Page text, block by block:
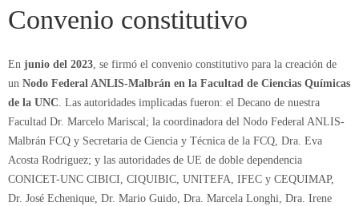
Convenio constitutivo
En junio del 2023 , se firmó el convenio constitutivo para la creación de
un Nodo Federal ANLIS-Malbrán en la Facultad de Ciencias Químicas
de la UNC . Las autoridades implicadas fueron: el Decano de nuestra
Facultad Dr. Marcelo Mariscal; la coordinadora del Nodo Federal ANLIS-
Malbrán FCQ y Secretaria de Ciencia y Técnica de la FCQ, Dra. Eva
Acosta Rodriguez; y las autoridades de UE de doble dependencia
CONICET-UNC CIBICI, CIQUIBIC, UNITEFA, IFEC y CEQUIMAP,
Dr. José Echenique, Dr. Mario Guido, Dra. Marcela Longhi, Dra. Irene